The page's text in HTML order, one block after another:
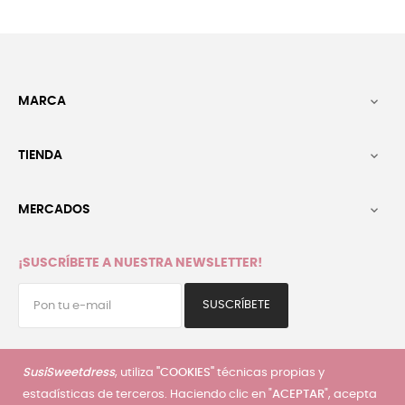
MARCA 
TIENDA 
MERCADOS 
¡SUSCRÍBETE A NUESTRA NEWSLETTER!
SUSCRÍBETE
SusiSweetdress, utiliza "COOKIES" técnicas propias y
estadísticas de terceros. Haciendo clic en "ACEPTAR", acepta